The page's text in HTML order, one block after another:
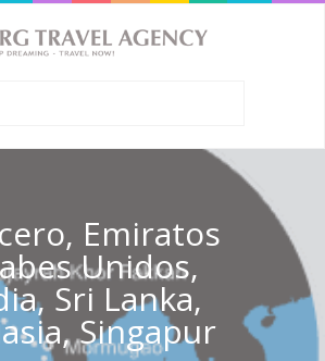
Emiratos
Unidos,
Sri Lanka,
Singapur